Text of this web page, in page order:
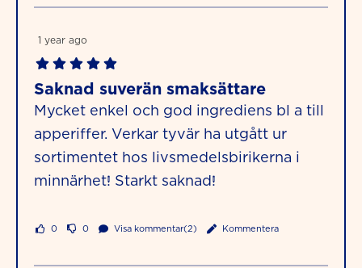
1 year ago
Saknad suverän smaksättare
Mycket enkel och god ingrediens bl a till
apperiffer. Verkar tyvär ha utgått ur
sortimentet hos livsmedelsbirikerna i
minnärhet! Starkt saknad!
0 0 Visa kommentar(2) Kommentera